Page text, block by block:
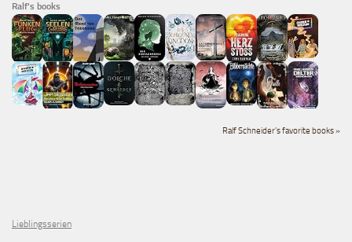
Ralf's books
Ralf Schneider's favorite books »
Lieblingsserien